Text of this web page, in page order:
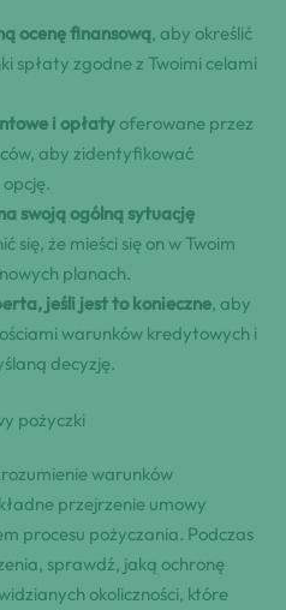
ocenę finansową, aby określić
spłaty zgodne z Twoimi celami
i opłaty oferowane przez
aby zidentyfikować
swoją ogólną sytuację
się, że mieści się on w Twoim
planach.
jeśli jest to konieczne, aby
warunków kredytowych i
decyzję.
pożyczki
warunków
przejrzenie umowy
procesu pożyczania. Podczas
sprawdź, jaką ochronę
okoliczności, które